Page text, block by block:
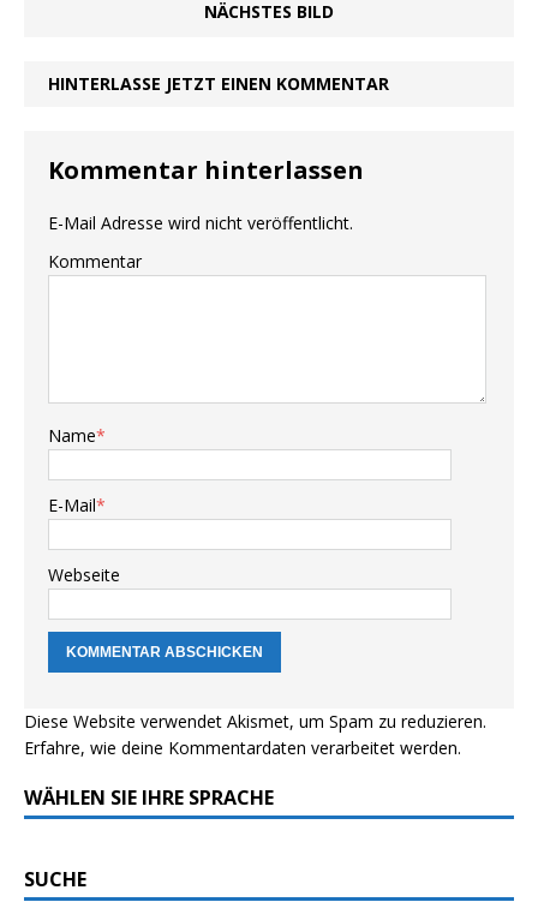
NÄCHSTES BILD
HINTERLASSE JETZT EINEN KOMMENTAR
Kommentar hinterlassen
E-Mail Adresse wird nicht veröffentlicht.
Kommentar
Name*
E-Mail*
Webseite
Diese Website verwendet Akismet, um Spam zu reduzieren.
Erfahre, wie deine Kommentardaten verarbeitet werden.
WÄHLEN SIE IHRE SPRACHE
SUCHE